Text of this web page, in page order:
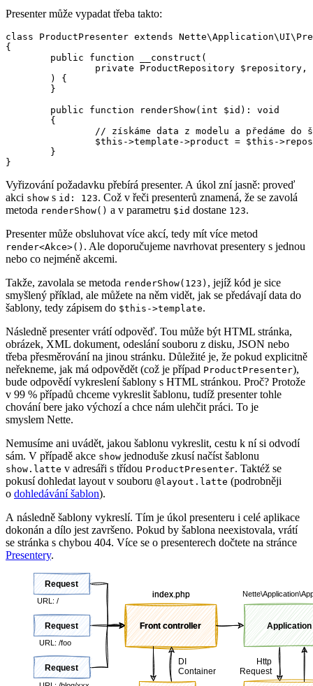
Presenter může vypadat třeba takto:
class ProductPresenter extends
{
Vyřizování požadavku přebírá presenter. A úkol zní jasně: proveď
akci show s id: 123. Což v řeči presenterů znamená, že se zavolá
metoda renderShow() a v parametru $id dostane 123.
Presenter může obsluhovat více akcí, tedy mít více metod
render<Akce>() . Ale doporučujeme navrhovat presentery s jednou
nebo co nejméně akcemi.
Takže, zavolala se metoda renderShow(123) , jejíž kód je sice
smyšlený příklad, ale můžete na něm vidět, jak se předávají data do
šablony, tedy zápisem do $this->template.
Následně presenter vrátí odpověď. Tou může být HTML stránka,
obrázek, XML dokument, odeslání souboru z disku, JSON nebo
třeba přesměrování na jinou stránku. Důležité je, že pokud explicitně
neřekneme, jak má odpovědět (což je případ ProductPresenter),
bude odpovědí vykreslení šablony s HTML stránkou. Proč? Protože
v 99 % případů chceme vykreslit šablonu, tudíž presenter tohle
chování bere jako výchozí a chce nám ulehčit práci. To je
smyslem Nette.
Nemusíme ani uvádět, jakou šablonu vykreslit, cestu k ní si odvodí
sám. V případě akce show jednoduše zkusí načíst šablonu
show.latte v adresáři s třídou ProductPresenter. Taktéž se
pokusí dohledat layout v souboru @layout.latte (podrobněji
o dohledávání šablon).
A následně šablony vykreslí. Tím je úkol presenteru i celé aplikace
dokonán a dílo jest završeno. Pokud by šablona neexistovala, vrátí
se stránka s chybou 404. Více se o presenterech dočtete na stránce
Presentery.